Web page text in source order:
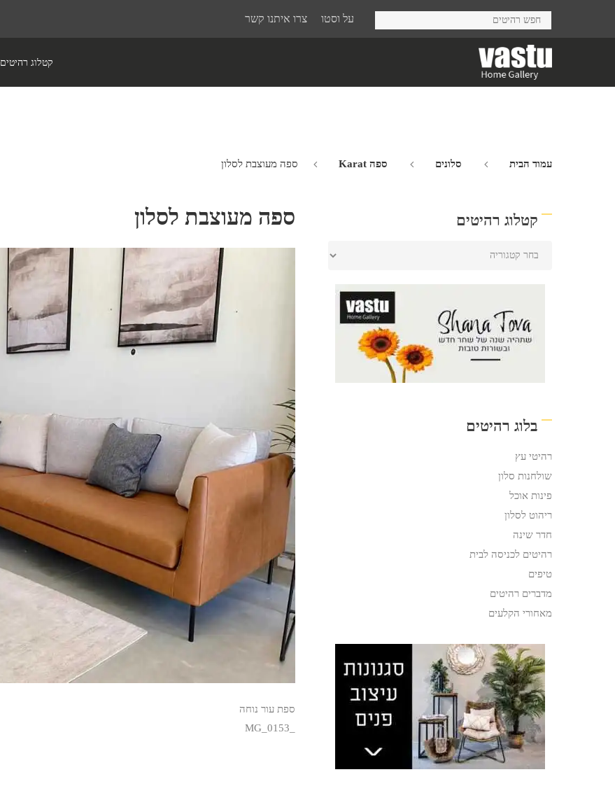
על וסטו צרו איתנו קשר
קטלוג רהיטים
עמוד הבית סלונים ספה Karat ספה מעוצבת לסלון
ספה מעוצבת לסלון
ספת עור נוחה
קטלוג רהיטים
בלוג רהיטים
רהיטי עץ
שולחנות סלון
פינות אוכל
ריהוט לסלון
חדר שינה
רהיטים לכניסה לבית
טיפים
מדברים רהיטים
מאחורי הקלעים